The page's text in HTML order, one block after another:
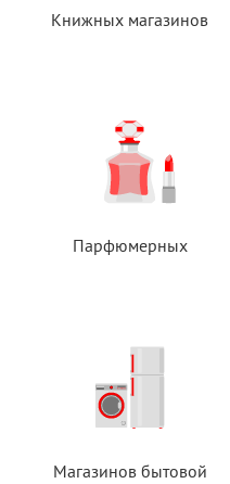
Книжных магазинов
Парфюмерных
Магазинов бытовой